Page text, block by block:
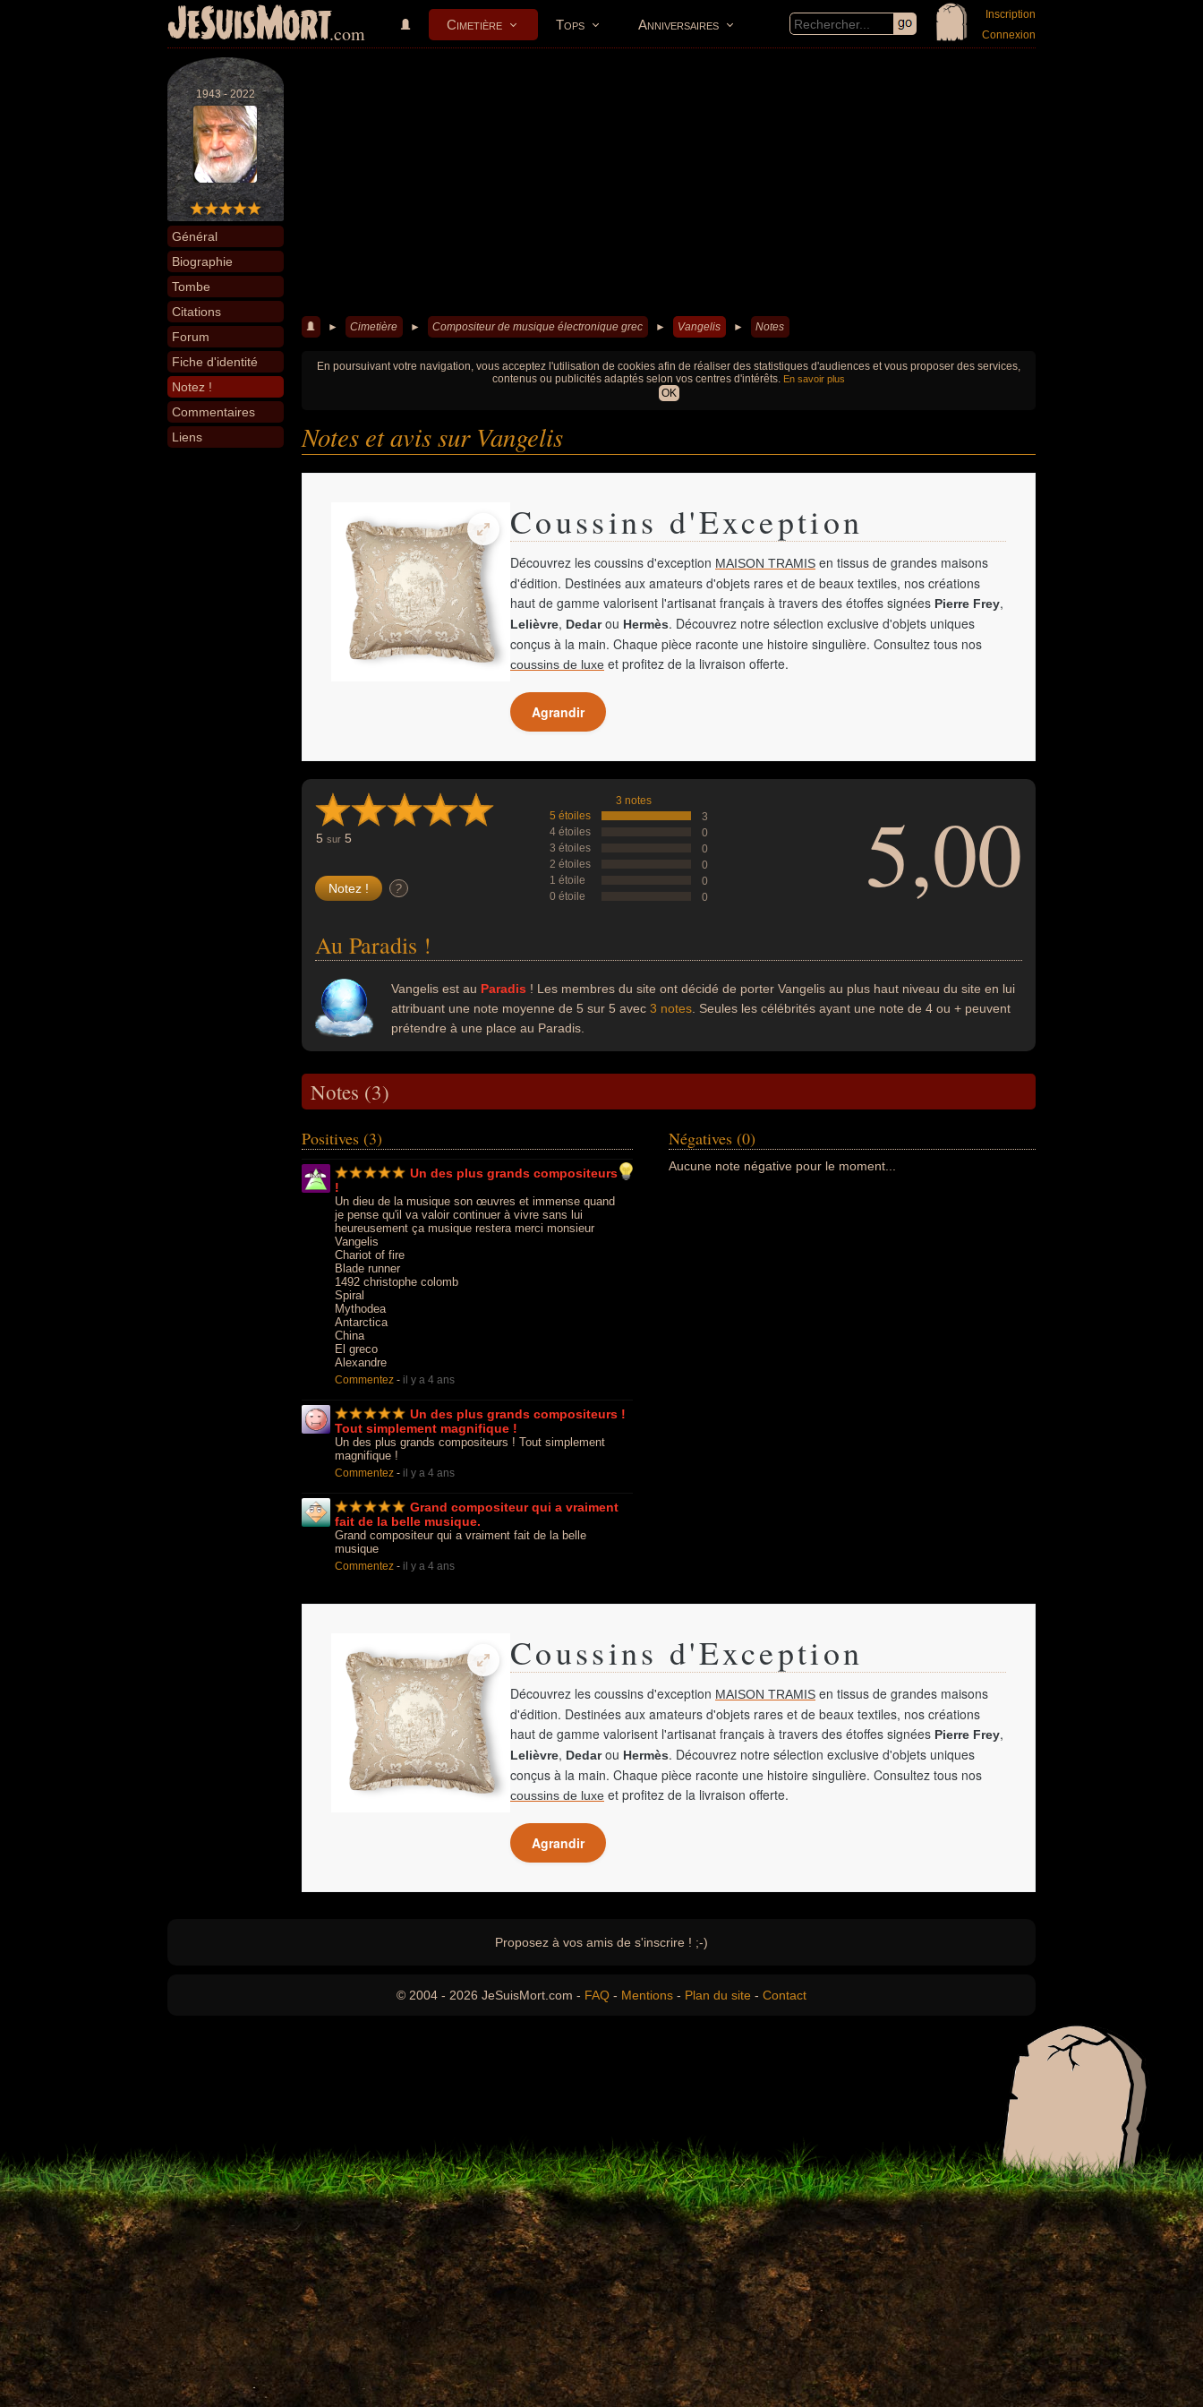
JeSuisMort.com Cimetière Tops Anniversaires
Inscription
Connexion
1943 - 2022
Général
Biographie
Tombe
Citations
Forum
Fiche d'identité
Notez !
Commentaires
Liens
► Cimetière ► Compositeur de musique électronique grec ► Vangelis ► Notes
En poursuivant votre navigation, vous acceptez l'utilisation de cookies afin de réaliser des statistiques d'audiences et vous proposer des services,
contenus ou publicités adaptés selon vos centres d'intérêts. En savoir plus
OK
Notes et avis sur Vangelis
Coussins d'Exception
Découvrez les coussins d'exception MAISON TRAMIS en tissus de grandes maisons
d'édition. Destinées aux amateurs d'objets rares et de beaux textiles, nos créations
haut de gamme valorisent l'artisanat français à travers des étoffes signées Pierre Frey,
Lelièvre, Dedarou Hermès. Découvrez notre sélection exclusive d'objets uniques
conçus à la main. Chaque pièce raconte une histoire singulière. Consultez tous nos
coussins de luxe et profitez de la livraison offerte.
Agrandir
5 sur 5
?
3 notes
5 étoiles
3
4 étoiles
0
3 étoiles
0
2 étoiles
0
1 étoile
0
0 étoile
0 5,00
Au Paradis !
Vangelis est au Paradis ! Les membres du site ont décidé de porter Vangelis au plus haut niveau du site en lui
attribuant une note moyenne de 5 sur 5 avec 3 notes . Seules les célébrités ayant une note de 4 ou + peuvent
prétendre à une place au Paradis.
Notes (3)
Positives (3)
Un des plus grands compositeurs
!
Un dieu de la musique son œuvres et immense quand
je pense qu'il va valoir continuer à vivre sans lui
heureusement ça musique restera merci monsieur
Vangelis
Chariot of fire
Blade runner
1492 christophe colomb
Spiral
Mythodea
Antarctica
China
El greco
Alexandre
Commentez - il y a 4 ans
Un des plus grands compositeurs !
Tout simplement magnifique !
Un des plus grands compositeurs ! Tout simplement
magnifique !
Commentez - il y a 4 ans
Grand compositeur qui a vraiment
fait de la belle musique.
Grand compositeur qui a vraiment fait de la belle
musique
Commentez - il y a 4 ans
Négatives (0)
Aucune note négative pour le moment...
Coussins d'Exception
Découvrez les coussins d'exception MAISON TRAMIS en tissus de grandes maisons
d'édition. Destinées aux amateurs d'objets rares et de beaux textiles, nos créations
haut de gamme valorisent l'artisanat français à travers des étoffes signées Pierre Frey,
Lelièvre, Dedarou Hermès. Découvrez notre sélection exclusive d'objets uniques
conçus à la main. Chaque pièce raconte une histoire singulière. Consultez tous nos
coussins de luxe et profitez de la livraison offerte.
Agrandir
Proposez à vos amis de s'inscrire ! ;-)
© 2004 - 2026 JeSuisMort.com - FAQ - Mentions - Plan du site - Contact